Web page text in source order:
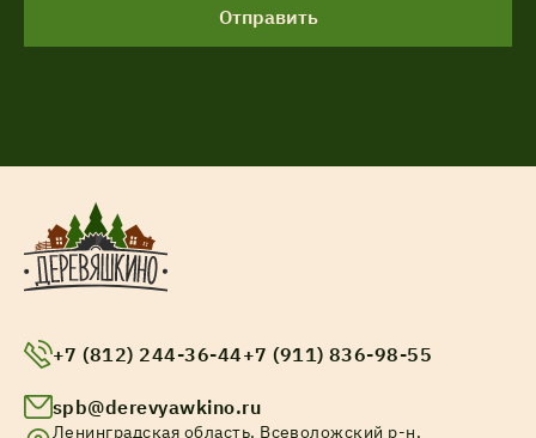
Отправить
+7 (812) 244-36-44+7 (911) 836-98-55
spb@derevyawkino.ru
Ленинградская область, Всеволожский р-н,